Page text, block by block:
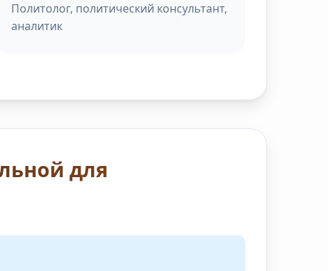
Политолог, политический консультант,
аналитик
для